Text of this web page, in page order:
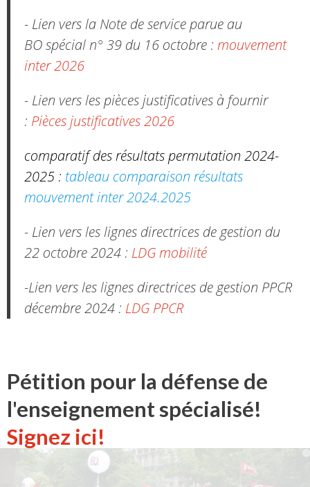
- Lien vers la Note de service parue au
BO spécial n° 39 du 16 octobre : mouvement
inter 2026
- Lien vers les pièces justificatives à fournir
: Pièces justificatives 2026
comparatif des résultats permutation 2024-
2025 : tableau comparaison résultats
mouvement inter 2024.2025
- Lien vers les lignes directrices de gestion du
22 octobre 2024 : LDG mobilité
-Lien vers les lignes directrices de gestion PPCR
décembre 2024 : LDG PPCR
Pétition pour la défense de
l'enseignement spécialisé!
Signez ici!